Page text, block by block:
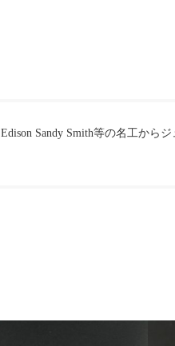
Edison Sandy Smith等の名工から